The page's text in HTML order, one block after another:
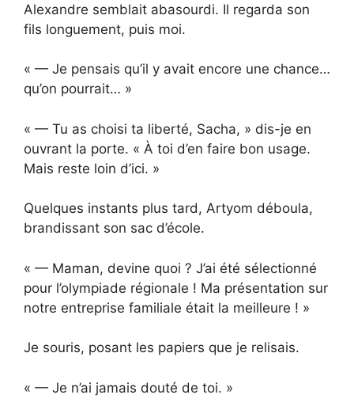
Alexandre semblait abasourdi. Il regarda son
fils longuement, puis moi.
« — Je pensais qu’il y avait encore une chance…
qu’on pourrait… »
« — Tu as choisi ta liberté, Sacha, » dis-je en
ouvrant la porte. « À toi d’en faire bon usage.
Mais reste loin d’ici. »
Quelques instants plus tard, Artyom déboula,
brandissant son sac d’école.
« — Maman, devine quoi ? J’ai été sélectionné
pour l’olympiade régionale ! Ma présentation sur
notre entreprise familiale était la meilleure ! »
Je souris, posant les papiers que je relisais.
« — Je n’ai jamais douté de toi. »